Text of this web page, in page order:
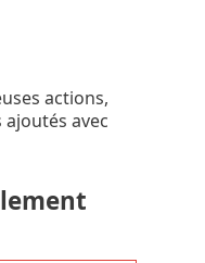
actions,
avec